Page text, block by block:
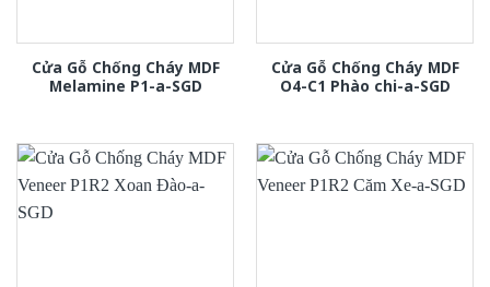
Cửa Gỗ Chống Cháy MDF
Melamine P1-a-SGD
Cửa Gỗ Chống Cháy MDF
O4-C1 Phào chi-a-SGD